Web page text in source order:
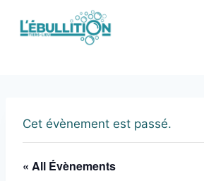
Cet évènement est passé.
« All Évènements